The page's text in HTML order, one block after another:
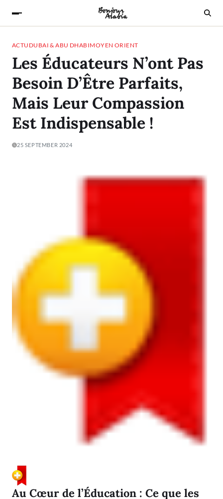
ACTU DUBAI & ABU DHABIMOYEN ORIENT
Les Éducateurs N’ont Pas
Besoin D’Être Parfaits,
Mais Leur Compassion
Est Indispensable !
25 SEPTEMBER 2024
Au Cœur de l’Éducation : Ce que les